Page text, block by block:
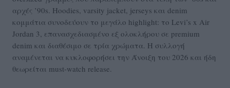
αρχές ’90s. Hoodies, varsity jacket, jerseys και denim
κομμάτια συνοδεύουν το μεγάλο highlight: το Levi’s x Air
Jordan 3, επανασχεδιασμένο εξ ολοκλήρου σε premium
denim και διαθέσιμο σε τρία χρώματα. Η συλλογή
αναμένεται να κυκλοφορήσει την Άνοιξη του 2026 και ήδη
θεωρείται must-watch release.